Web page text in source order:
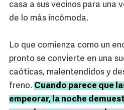
casa a sus vecinos para una
de lo más incómoda.
Lo que comienza como un
pronto se convierte en una
caóticas, malentendidos y
freno. Cuando parece que
empeorar, la noche